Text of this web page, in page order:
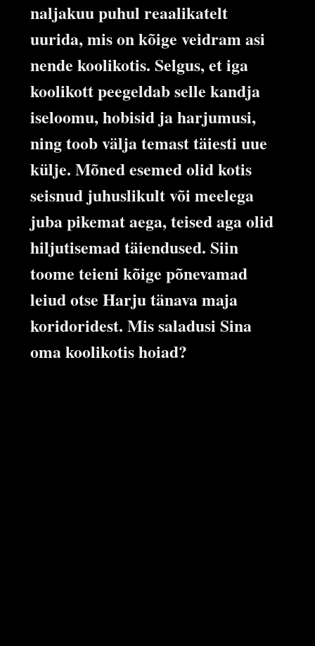
naljakuu puhul reaalikatelt
uurida, mis on kõige veidram asi
nende koolikotis. Selgus, et iga
koolikott peegeldab selle kandja
iseloomu, hobisid ja harjumusi,
ning toob välja temast täiesti uue
külje. Mõned esemed olid kotis
seisnud juhuslikult või meelega
juba pikemat aega, teised aga olid
hiljutisemad täiendused. Siin
toome teieni kõige põnevamad
leiud otse Harju tänava maja
koridoridest. Mis saladusi Sina
oma koolikotis hoiad?